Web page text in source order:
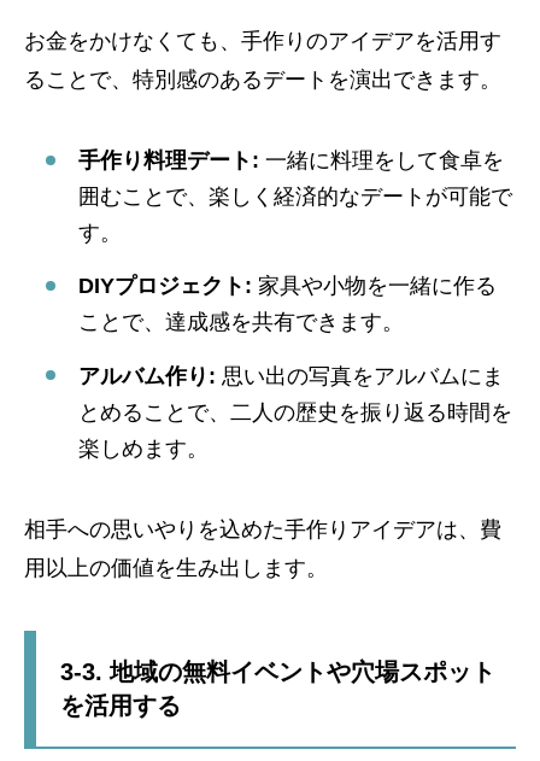
お金をかけなくても、手作りのアイデアを活用す
ることで、特別感のあるデートを演出できます。
手作り料理デート: 一緒に料理をして食卓を
囲むことで、楽しく経済的なデートが可能で
す。
DIYプロジェクト: 家具や小物を一緒に作る
ことで、達成感を共有できます。
アルバム作り: 思い出の写真をアルバムにま
とめることで、二人の歴史を振り返る時間を
楽しめます。
相手への思いやりを込めた手作りアイデアは、費
用以上の価値を生み出します。
3-3. 地域の無料イベントや穴場スポット
を活用する